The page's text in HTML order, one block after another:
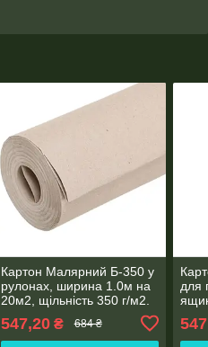
Картон Малярний Б-350 у
рулонах, ширина 1.0м на
20м2, щільність 350 г/м2.
547,20₴ 684 ₴
для